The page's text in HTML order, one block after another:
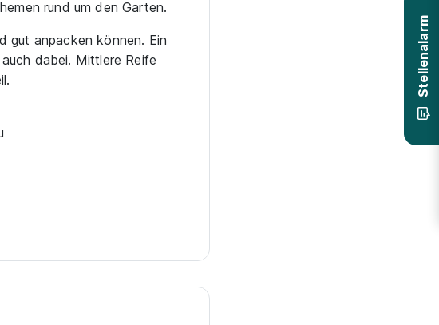
Stellenalarm
rund um den Garten.
gut anpacken können. Ein
dabei. Mittlere Reife